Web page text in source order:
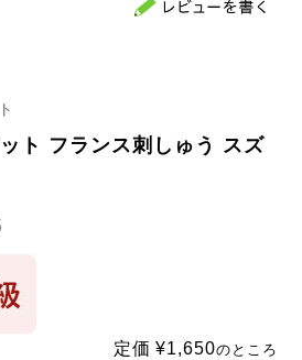
ト フランス刺しゅう スズ
定価 ¥1,650のところ